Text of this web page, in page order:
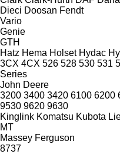
Dieci Doosan Fendt
Vario
Genie
GTH
Hatz Hema Holset Hydac
3CX 4CX 526 528 530 531
Series
John Deere
3200 3400 3420 6100 6200
9530 9620 9630
Kinglink Komatsu Kubota
MT
Massey Ferguson
8737